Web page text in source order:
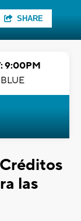
SHARE
9:00PM
las